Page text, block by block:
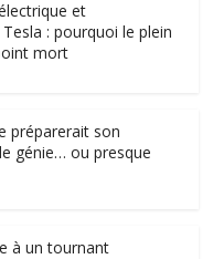
et
: pourquoi le plein
mort
préparerait son
génie… ou presque
à un tournant